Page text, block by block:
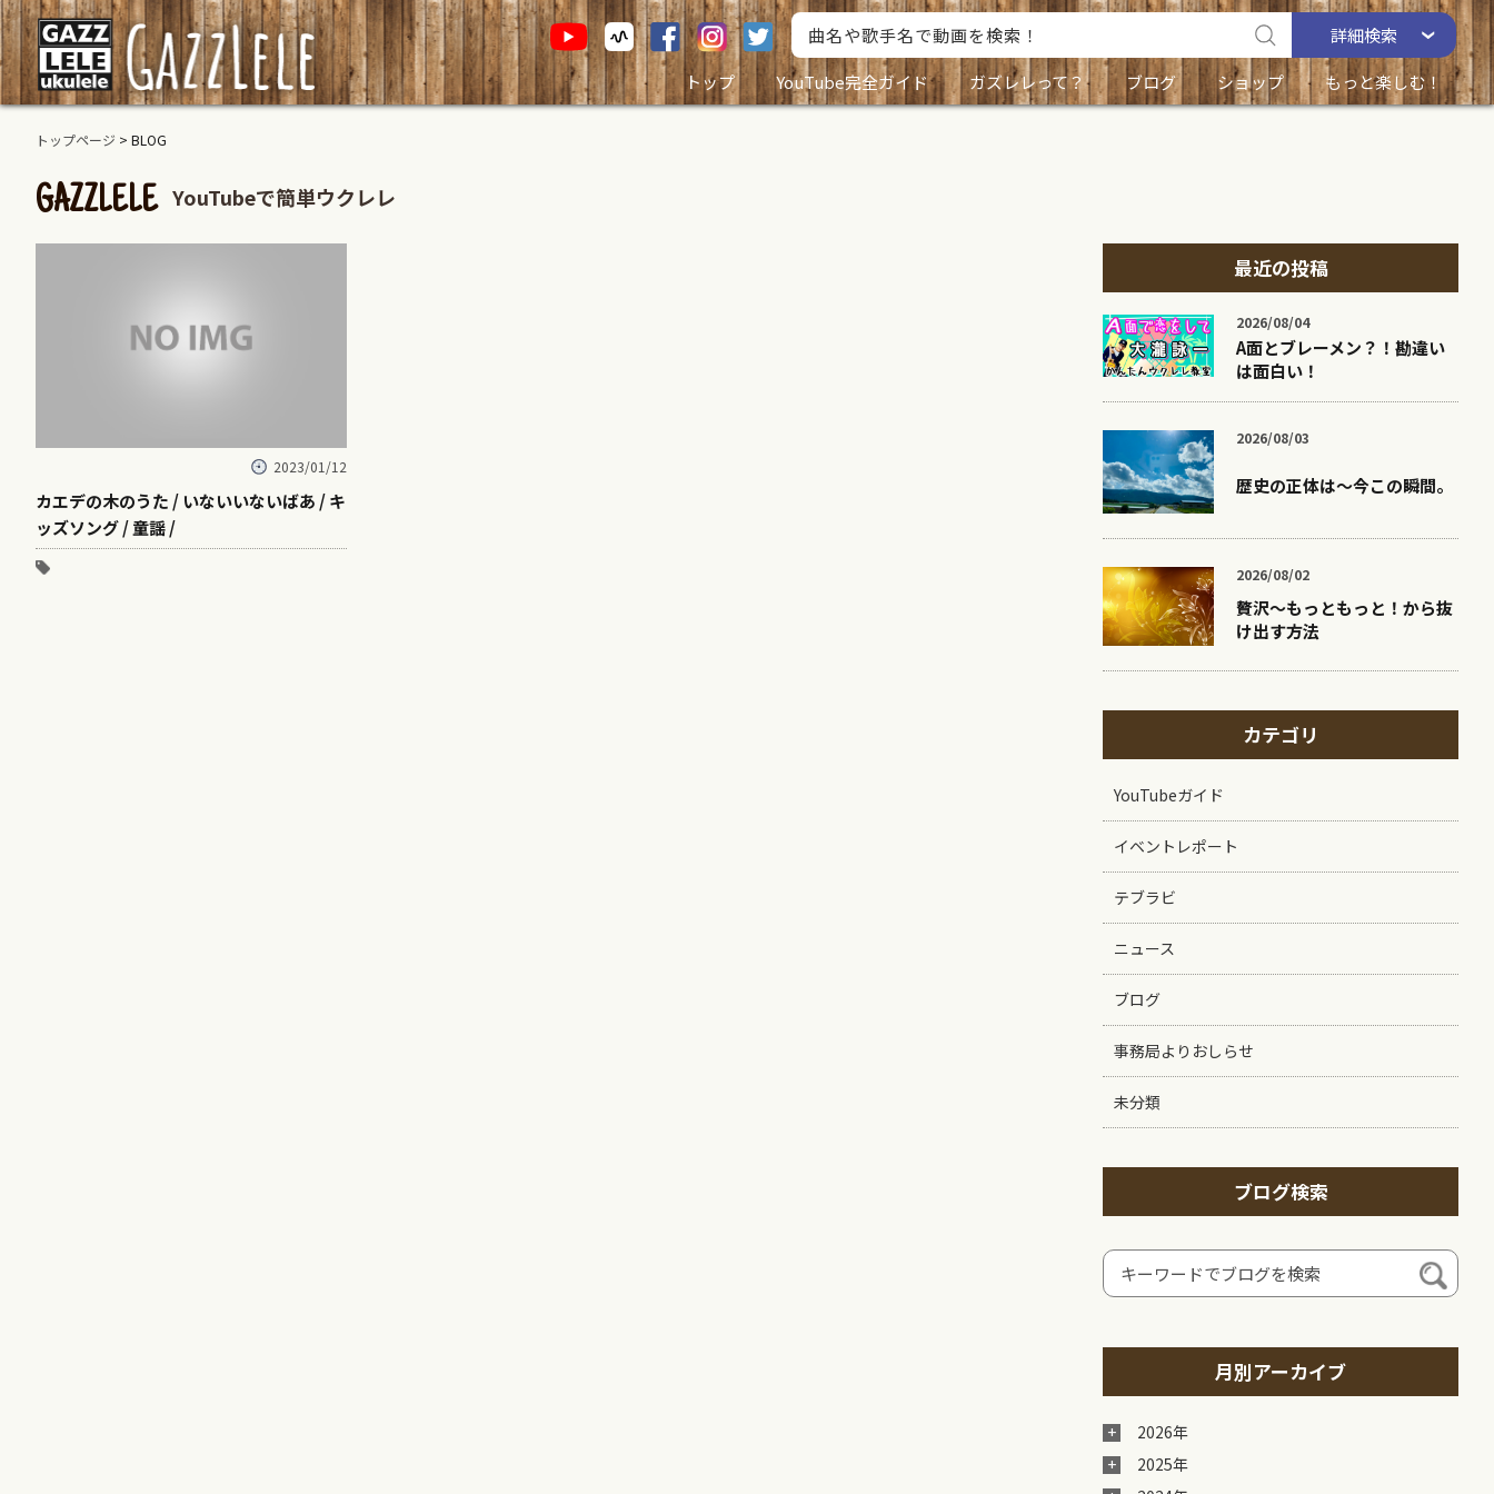
詳細検索
トップ
YouTube完全ガイド ガズレレって？ ブログ ショップ もっと楽しむ！
トップページ > BLOG
GAZZLELE YouTubeで簡単ウクレレ
2023/01/12
カエデの木のうた / いないいないばあ / キ
ッズソング / 童謡 /
最近の投稿
2026/08/04
A面とブレーメン？！勘違い
は面白い！
2026/08/03
歴史の正体は〜今この瞬間。
2026/08/02
贅沢〜もっともっと！から抜
け出す方法
カテゴリ
YouTubeガイド
イベントレポート
テブラビ
ニュース
ブログ
事務局よりおしらせ
未分類
ブログ検索
月別アーカイブ
2026年
2025年